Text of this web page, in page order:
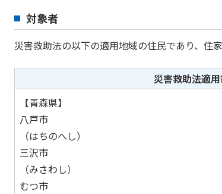
対象者
災害救助法の以下の適用地域の住民であり、住
災害救助法適
【青森県】
八戸市
（はちのへし）
三沢市
（みさわし）
むつ市